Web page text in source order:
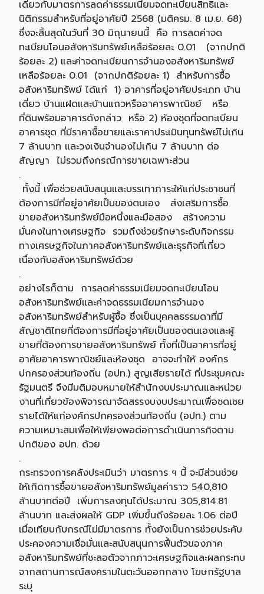
เดียวกับมาตรการลดค่าธรรมเนียมจดทะเบียนสิทธิและ
นิติกรรมสำหรับที่อยู่อาศัยปี 2568 (มติครม. 8 เม.ย. 68)
ซึ่งจะสิ้นสุดในวันที่ 30 มิถุนายนนี้ คือ การลดค่าจด
ทะเบียนโอนอสังหาริมทรัพย์เหลือร้อยละ 0.01 (จากปกติ
ร้อยละ 2) และค่าจดทะเบียนการจำนองอสังหาริมทรัพย์
เหลือร้อยละ 0.01 (จากปกติร้อยละ 1) สำหรับการซื้อ
อสังหาริมทรัพย์ ได้แก่ 1) อาคารที่อยู่อาศัยประเภท บ้าน
เดี่ยว บ้านแฝดและบ้านแถวหรืออาคารพาณิชย์ หรือ
ที่ดินพร้อมอาคารดังกล่าว หรือ 2) ห้องชุดที่จดทะเบียน
อาคารชุด ที่มีราคาซื้อขายและราคาประเมินทุนทรัพย์ไม่เกิน
7 ล้านบาท และวงเงินจำนองไม่เกิน 7 ล้านบาท ต่อ
สัญญา ไม่รวมถึงกรณีการขายเฉพาะส่วน
.
ทั้งนี้ เพื่อช่วยสนับสนุนและบรรเทาภาระให้แก่ประชาชนที่
ต้องการมีที่อยู่อาศัยเป็นของตนเอง ส่งเสริมการซื้อ
ขายอสังหาริมทรัพย์มือหนึ่งและมือสอง สร้างความ
มั่นคงในทางเศรษฐกิจ รวมถึงช่วยรักษาระดับกิจกรรม
ทางเศรษฐกิจในภาคอสังหาริมทรัพย์และธุรกิจที่เกี่ยว
เนื่องกับอสังหาริมทรัพย์ด้วย
.
อย่างไรก็ตาม การลดค่าธรรมเนียมจดทะเบียนโอน
อสังหาริมทรัพย์และค่าจดธรรมเนียมการจำนอง
อสังหาริมทรัพย์สำหรับผู้ซื้อ ซึ่งเป็นบุคคลธรรมดาที่มี
สัญชาติไทยที่ต้องการมีที่อยู่อาศัยเป็นของตนเองและผู้
ขายที่ต้องการขายอสังหาริมทรัพย์ ทั้งที่เป็นอาคารที่อยู่
อาศัยอาคารพาณิชย์และห้องชุด อาจจะทำให้ องค์กร
ปกครองส่วนท้องถิ่น (อปท.) สูญเสียรายได้ ที่ประชุมคณะ
รัฐมนตรี จึงมีมติมอบหมายให้สำนักงบประมาณและหน่วย
งานที่เกี่ยวข้องพิจารณาจัดสรรงบงบประมาณเพื่อชดเชย
รายได้ให้แก่องค์กรปกครองส่วนท้องถิ่น (อปท.) ตาม
ความเหมาะสมเพื่อให้เพียงพอต่อการดำเนินภารกิจตาม
ปกติของ อปท. ด้วย
.
กระทรวงการคลังประเมินว่า มาตรการ ฯ นี้ จะมีส่วนช่วย
ให้เกิดการซื้อขายอสังหาริมทรัพย์มูลค่าราว 540,810
ล้านบาทต่อปี เพิ่มการลงทุนได้ประมาณ 305,814.81
ล้านบาท และส่งผลให้ GDP เพิ่มขึ้นถึงร้อยละ 1.06 ต่อปี
เมื่อเทียบกับกรณีไม่มีมาตรการ ทั้งยังเป็นการช่วยประคับ
ประคองความเชื่อมั่นและสนับสนุนการฟื้นตัวของภาค
อสังหาริมทรัพย์ที่ชะลอตัวจากภาวะเศรษฐกิจและผลกระทบ
จากสถานการณ์สงครามในตะวันออกกลาง โฆษกรัฐบาล
ระบุ